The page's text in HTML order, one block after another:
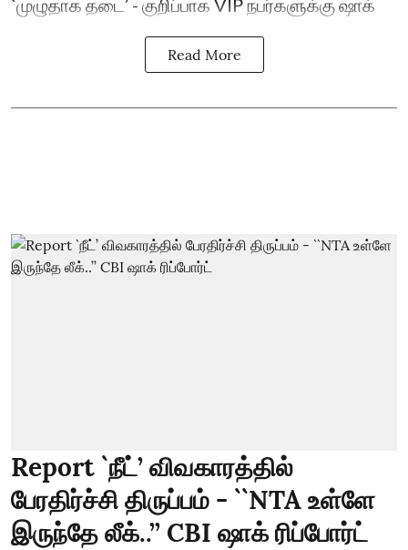
Read More
Report `நீட்’ விவகாரத்தில்
பேரதிர்ச்சி திருப்பம் - ``NTA உள்ளே
இருந்தே லீக்..’’ CBI ஷாக் ரிப்போர்ட்